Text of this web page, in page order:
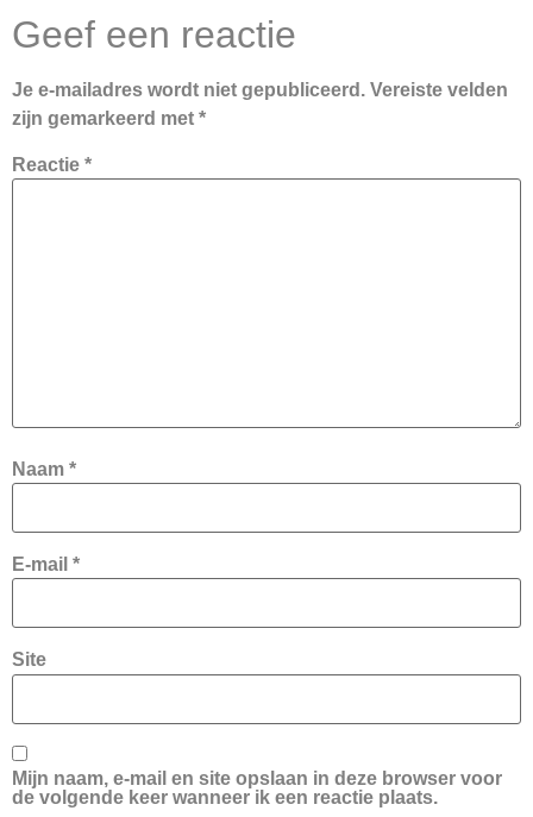
Geef een reactie
Je e-mailadres wordt niet gepubliceerd. Vereiste velden
zijn gemarkeerd met *
Reactie *
Naam *
E-mail *
Site
Mijn naam, e-mail en site opslaan in deze browser voor
de volgende keer wanneer ik een reactie plaats.